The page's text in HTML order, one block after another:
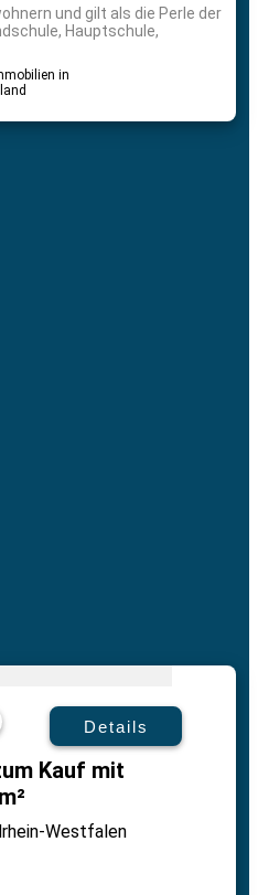
und gilt als die Perle der
Hauptschule,
in
Details
Kauf mit
Westfalen